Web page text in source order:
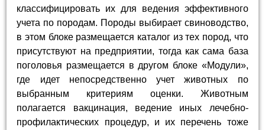
классифицировать их для ведения эффективного
учета по породам. Породы выбирает свиноводство,
в этом блоке размещается каталог из тех пород, что
присутствуют на предприятии, тогда как сама база
поголовья размещается в другом блоке «Модули»,
где идет непосредственно учет животных по
выбранным критериям оценки. Животным
полагается вакцинация, ведение иных лечебно-
профилактических процедур, и их перечень тоже